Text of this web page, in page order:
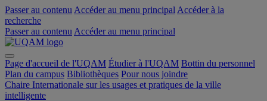
Passer au contenu Accéder au menu principal Accéder à la
recherche
Passer au contenu Accéder au menu principal
Page d'accueil de l'UQAM Étudier à l'UQAM Bottin du personnel
Plan du campus Bibliothèques Pour nous joindre
Chaire Internationale sur les usages et pratiques de la ville
intelligente